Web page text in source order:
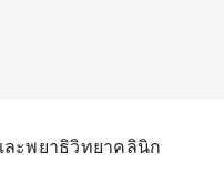
ะพยาธิวิทยาคลินิก